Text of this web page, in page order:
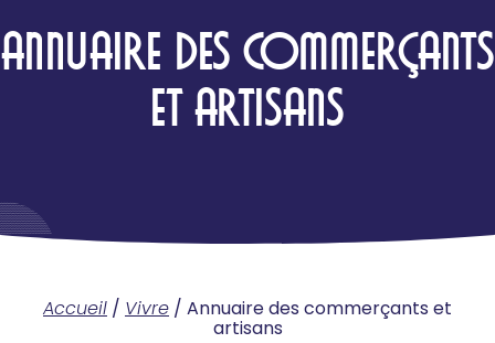
ANNUAIRE DES COMMERÇANTS
ET ARTISANS
Accueil / Vivre / Annuaire des commerçants et
artisans